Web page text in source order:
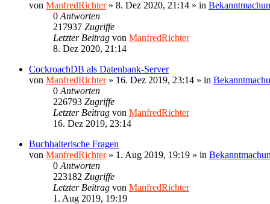
von ManfredRichter» 8. Dez 2020, 21:14 » in
0 Antworten
217937 Zugriffe
Letzter Beitrag von ManfredRichter
8. Dez 2020, 21:14
CockroachDB als Datenbank-Server
von ManfredRichter» 16. Dez 2019, 23:14 » in
0 Antworten
226793 Zugriffe
Letzter Beitrag von ManfredRichter
16. Dez 2019, 23:14
Buchhalterische Fragen
von ManfredRichter» 1. Aug 2019, 19:19 » in
0 Antworten
223182 Zugriffe
Letzter Beitrag von ManfredRichter
1. Aug 2019, 19:19